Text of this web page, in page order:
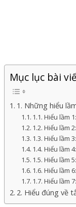
Mục lục bài
1. Những hiểu
1.1. Hiểu lầm
1.2. Hiểu lầm
1.3. Hiểu lầm
1.4. Hiểu lầm
1.5. Hiểu lầm
1.6. Hiểu lầm
1.7. Hiểu lầm
2. Hiểu đúng về